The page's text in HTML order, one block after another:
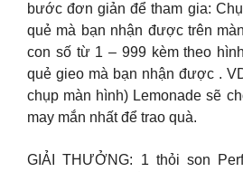
bước đơn giản để tham gia:
quẻ mà bạn nhận được trên
con số từ 1 – 999 kèm theo
quẻ gieo mà bạn nhận được .
chụp màn hình) Lemonade sẽ
may mắn nhất để trao quà.
GIẢI THƯỞNG: 1 thỏi son